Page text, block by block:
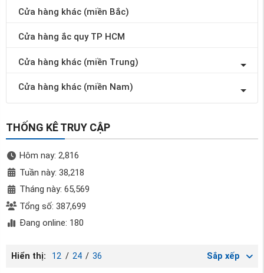
Cửa hàng khác (miền Bắc)
Cửa hàng ắc quy TP HCM
Cửa hàng khác (miền Trung)
Cửa hàng khác (miền Nam)
THỐNG KÊ TRUY CẬP
Hôm nay: 2,816
Tuần này: 38,218
Tháng này: 65,569
Tổng số: 387,699
Đang online: 180
Hiển thị: 12 / 24 / 36 Sắp xếp